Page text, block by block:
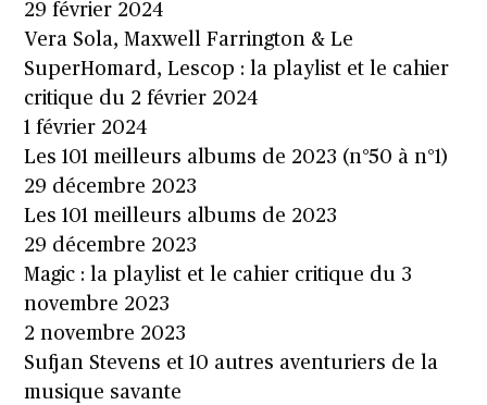
29 février 2024
Vera Sola, Maxwell Farrington & Le
SuperHomard, Lescop : la playlist et le cahier
critique du 2 février 2024
1 février 2024
Les 101 meilleurs albums de 2023 (n°50 à n°1)
29 décembre 2023
Les 101 meilleurs albums de 2023
29 décembre 2023
Magic : la playlist et le cahier critique du 3
novembre 2023
2 novembre 2023
Sufjan Stevens et 10 autres aventuriers de la
musique savante